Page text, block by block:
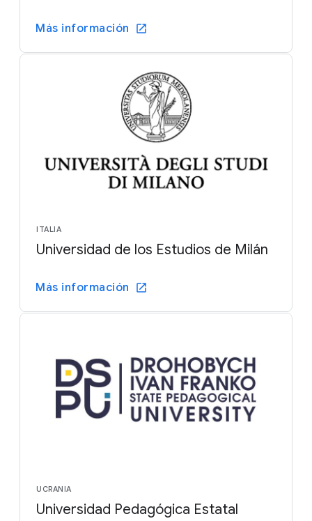
Más información
ITALIA
Universidad de los Estudios de Milán
Más información
UCRANIA
Universidad Pedagógica Estatal